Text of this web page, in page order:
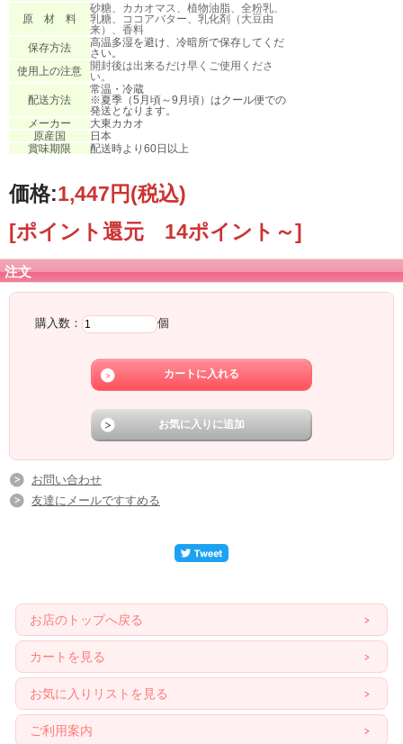
原 材 料
砂糖、カカオマス、植物油脂、全粉乳、
乳糖、ココアバター、乳化剤（大豆由
来）、香料
保存方法
高温多湿を避け、冷暗所で保存してくだ
さい。
使用上の注意
開封後は出来るだけ早くご使用くださ
い。
配送方法
常温・冷蔵
※夏季（5月頃～9月頃）はクール便での
発送となります。
メーカー
大東カカオ
原産国
日本
賞味期限
配送時より60日以上
価格:1,447円(税込)
[ポイント還元 14ポイント～]
注文
購入数： 個
お問い合わせ
友達にメールですすめる
お店のトップへ戻る
カートを見る
お気に入りリストを見る
ご利用案内